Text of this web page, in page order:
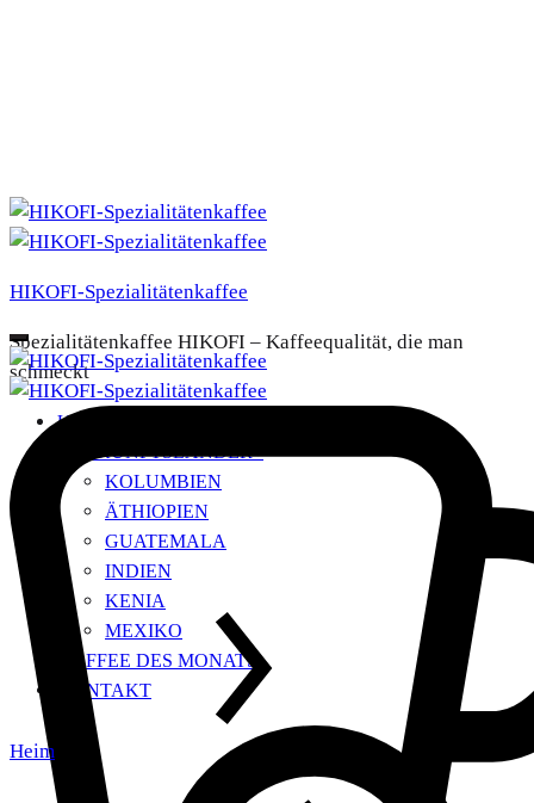
HIKOFI-Spezialitätenkaffee
Spezialitätenkaffee HIKOFI – Kaffeequalität, die man
schmeckt
UNSERE KAFFEES
HERKUNFTSLÄNDER+
KOLUMBIEN
ÄTHIOPIEN
GUATEMALA
INDIEN
KENIA
MEXIKO
KAFFEE DES MONATS
KONTAKT
Heim